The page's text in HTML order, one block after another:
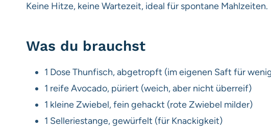
Keine Hitze, keine Wartezeit, ideal für spontane Mahlzeiten.
Was du brauchst
1 Dose Thunfisch, abgetropft (im eigenen Saft für
1 reife Avocado, püriert (weich, aber nicht überreif)
1 kleine Zwiebel, fein gehackt (rote Zwiebel milder)
1 Selleriestange, gewürfelt (für Knackigkeit)